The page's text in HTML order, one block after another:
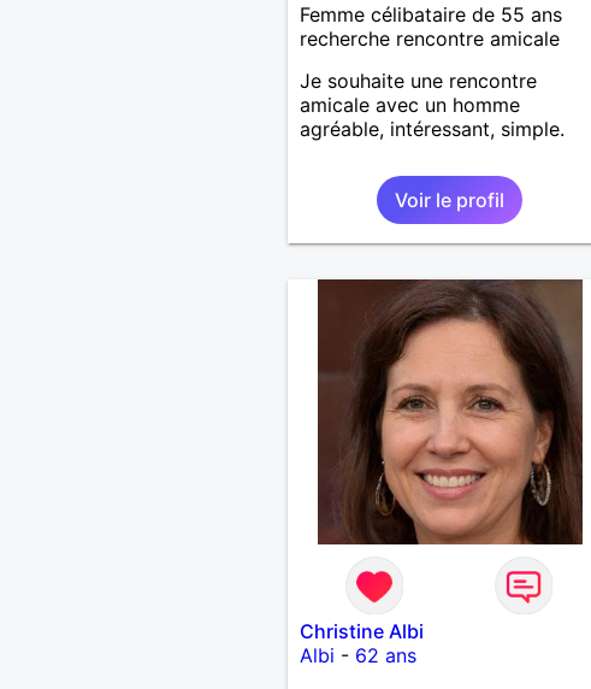
Femme célibataire de 55 ans
recherche rencontre amicale
Je souhaite une rencontre
amicale avec un homme
agréable, intéressant, simple.
Voir le profil
Christine Albi
Albi - 62 ans